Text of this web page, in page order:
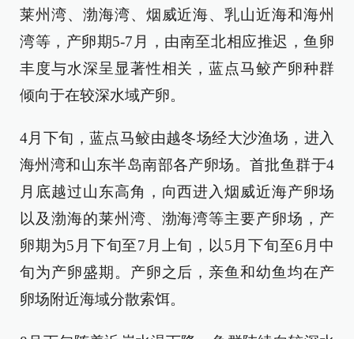
莱州湾、渤海湾、烟威近海、乳山近海和海州
湾等，产卵期5-7月，由南至北相应推迟，鱼卵
丰度与水深呈显著性相关，蓝点马鲛产卵种群
倾向于在较深水域产卵。
4月下旬，蓝点马鲛由越冬场经大沙渔场，进入
海州湾和山东半岛南部各产卵场。首批鱼群于4
月底越过山东高角，向西进入烟威近海产卵场
以及渤海的莱州湾、渤海湾等主要产卵场，产
卵期为5月下旬至7月上旬，以5月下旬至6月中
旬为产卵盛期。产卵之后，亲鱼和幼鱼均在产
卵场附近海域分散索饵。